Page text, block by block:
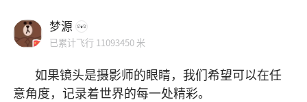
梦源
已累计飞行 11093450 米
        如果镜头是摄影师的眼睛，我们希望可以在任
意角度，记录着世界的每一处精彩。